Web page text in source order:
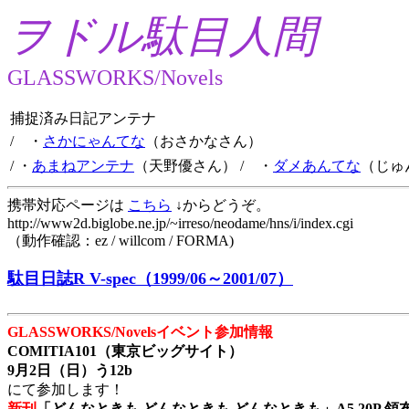
ヲドル駄目人間
GLASSWORKS/Novels
捕捉済み日記アンテナ
/ ・ さかにゃんてな （おさかなさん）
/ ・ あまねアンテナ （天野優さん） / ・ ダメあんてな （じ
携帯対応ページは こちら ↓からどうぞ。
http://www2d.biglobe.ne.jp/~irreso/neodame/hns/i/index.cgi
（動作確認：ez / willcom / FORMA)
駄目日誌R V-spec（1999/06～2001/07）
GLASSWORKS/Novelsイベント参加情報
COMITIA101（東京ビッグサイト）
9月2日（日）う12b
にて参加します！